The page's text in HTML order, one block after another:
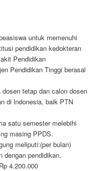
untuk memenuhi
pendidikan kedokteran
Pendidikan
Pendidikan Tinggi berasal
tetap dan calon dosen
di lndonesia, baik PTN
satu semester melebihi
masing PPDS.
meliputi:(per bulan)
dengan pendidikan.
4.200.000